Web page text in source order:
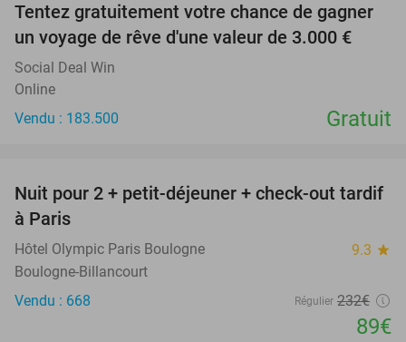
Tentez gratuitement votre chance de gagner
un voyage de rêve d'une valeur de 3.000 €
Social Deal Win
Online
Vendu : 183.500
Gratuit
62%
Nuit pour 2 + petit-déjeuner + check-out tardif
à Paris
Hôtel Olympic Paris Boulogne 9.3 star
Boulogne-Billancourt
Vendu : 668
Régulier 232€
89€